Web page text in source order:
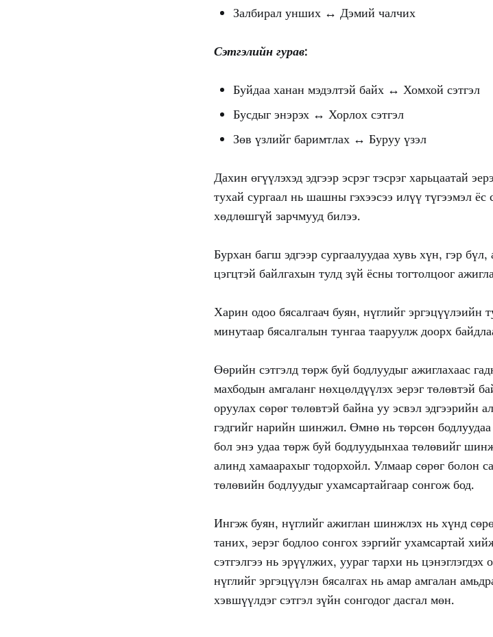
Залбирал унших ↔ Дэмий чалчих
Сэтгэлийн гурав:
Буйдаа ханан мэдэлтэй байх ↔ Хомхой сэтгэл
Бусдыг энэрэх ↔ Хорлох сэтгэл
Зөв үзлийг баримтлах ↔ Буруу үзэл
Дахин өгүүлэхэд эдгээр эсрэг тэсрэг харьцаатай
тухай сургаал нь шашны гэхээсээ илүү түгээмэл
хөдлөшгүй зарчмууд билээ.
Бурхан багш эдгээр сургаалуудаа хувь хүн, гэр
цэгцтэй байлгахын тулд зүй ёсны тогтолцоог
Харин одоо бясалгаач буян, нүглийг эргэцүүлэийн
минутаар бясалгалын тунгаа тааруулж доорх
Өөрийн сэтгэлд төрж буй бодлуудыг ажиглахаас
махбодын амгаланг нөхцөлдүүлэх эерэг төлөвтэй
оруулах сөрөг төлөвтэй байна уу эсвэл эдгээрийн
гэдгийг нарийн шинжил. Өмнө нь төрсөн бодлуудаа
бол энэ удаа төрж буй бодлуудынхаа төлөвийг
алинд хамаарахыг тодорхойл. Улмаар сөрөг болон
төлөвийн бодлуудыг ухамсартайгаар сонгож бод.
Ингэж буян, нүглийг ажиглан шинжлэх нь хүнд
таних, эерэг бодлоо сонгох зэргийг ухамсартай
сэтгэлгээ нь эрүүлжих, уураг тархи нь
нүглийг эргэцүүлэн бясалгах нь амар амгалан
хэвшүүлдэг сэтгэл зүйн сонгодог дасгал мөн.